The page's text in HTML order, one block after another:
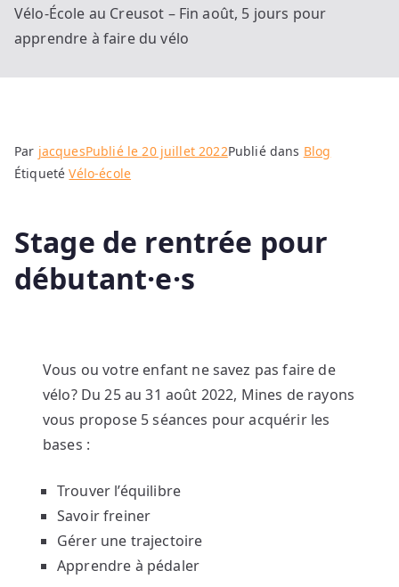
Vélo-École au Creusot – Fin août, 5 jours pour
apprendre à faire du vélo
Par jacquesPublié le20 juillet 2022Publié dans Blog
ÉtiquetéVélo-école
Stage de rentrée pour
débutant·e·s
Vous ou votre enfant ne savez pas faire de
vélo? Du 25 au 31 août 2022, Mines de rayons
vous propose 5 séances pour acquérir les
bases :
Trouver l’équilibre
Savoir freiner
Gérer une trajectoire
Apprendre à pédaler